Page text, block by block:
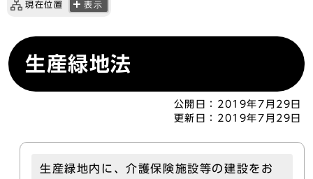
現在位置 表示
生産緑地法
公開日： 2019年7月29日
更新日： 2019年7月29日
生産緑地内に、介護保険施設等の建設をお